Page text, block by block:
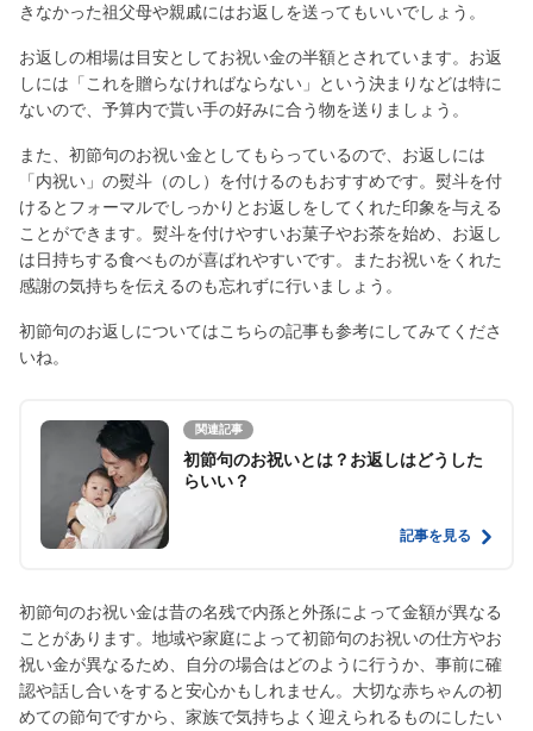
きなかった祖父母や親戚にはお返しを送ってもいいでしょう。
お返しの相場は目安としてお祝い金の半額とされています。お返
しには「これを贈らなければならない」という決まりなどは特に
ないので、予算内で貰い手の好みに合う物を送りましょう。
また、初節句のお祝い金としてもらっているので、お返しには
「内祝い」の熨斗（のし）を付けるのもおすすめです。熨斗を付
けるとフォーマルでしっかりとお返しをしてくれた印象を与える
ことができます。熨斗を付けやすいお菓子やお茶を始め、お返し
は日持ちする食べものが喜ばれやすいです。またお祝いをくれた
感謝の気持ちを伝えるのも忘れずに行いましょう。
初節句のお返しについてはこちらの記事も参考にしてみてくださ
いね。
関連記事
初節句のお祝いとは？お返しはどうした
らいい？
記事を見る
初節句のお祝い金は昔の名残で内孫と外孫によって金額が異なる
ことがあります。地域や家庭によって初節句のお祝いの仕方やお
祝い金が異なるため、自分の場合はどのように行うか、事前に確
認や話し合いをすると安心かもしれません。大切な赤ちゃんの初
めての節句ですから、家族で気持ちよく迎えられるものにしたい